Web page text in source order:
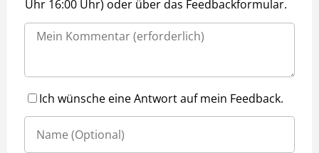
Uhr 16:00 Uhr) oder über das Feedbackformular.
Ich wünsche eine Antwort auf mein Feedback.